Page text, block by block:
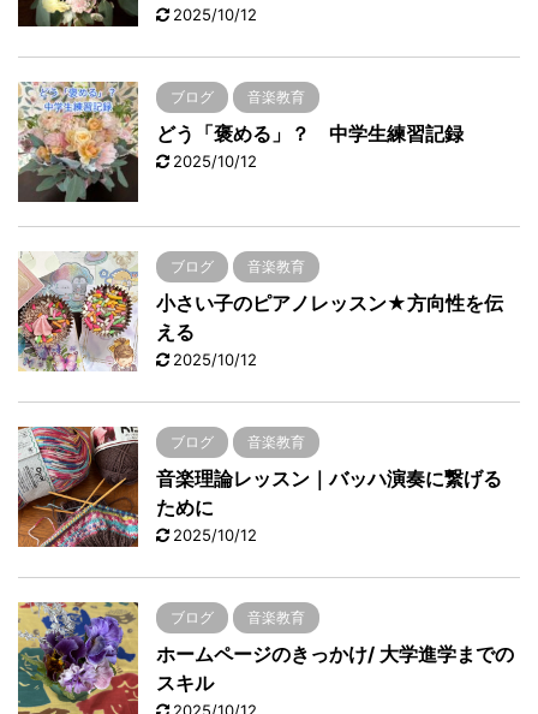
2025/10/12
ブログ 音楽教育
どう「褒める」？ 中学生練習記録
2025/10/12
ブログ 音楽教育
小さい子のピアノレッスン★方向性を伝
える
2025/10/12
ブログ 音楽教育
音楽理論レッスン｜バッハ演奏に繋げる
ために
2025/10/12
ブログ 音楽教育
ホームページのきっかけ/ 大学進学までの
スキル
2025/10/12